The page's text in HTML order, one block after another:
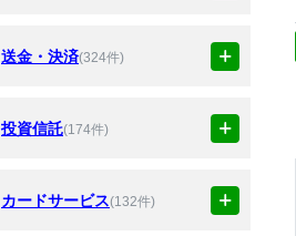
送金・決済(324件)
投資信託(174件)
カードサービス(132件)